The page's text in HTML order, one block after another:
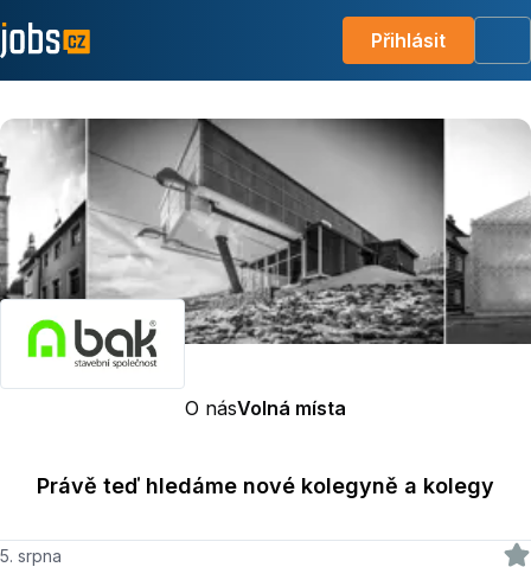
Přihlásit
O násVolná místa
Právě teď hledáme nové kolegyně a kolegy
5. srpna